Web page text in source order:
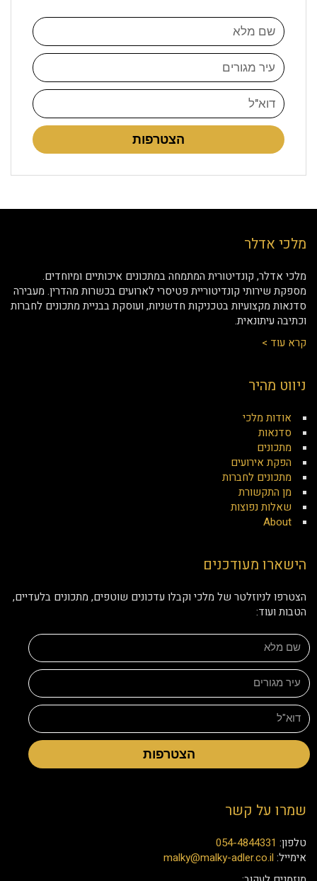
הצטרפות
מלכי אדלר
מלכי אדלר, קונדיטורית המתמחה במתכונים איכותיים ומיוחדים.
מספקת שירותי קונדיטוריית פטיסרי לארועים בכשרות מהדרין. מעבירה
סדנאות מקצועיות בטכניקות חדשניות, ועוסקת בבניית מתכונים לחברות
וכתיבה עיתונאית.
קרא עוד >
ניווט מהיר
אודות מלכי
סדנאות
מתכונים
הפקת אירועים
מתכונים לחברות
מן התקשורת
שאלות נפוצות
About
הישארו מעודכנים
הצטרפו לניוזלטר של מלכי וקבלו עדכונים שוטפים, מתכונים בלעדיים,
הטבות ועוד:
הצטרפות
שמרו על קשר
טלפון: 054-4844331
אימייל: malky@malky-adler.co.il